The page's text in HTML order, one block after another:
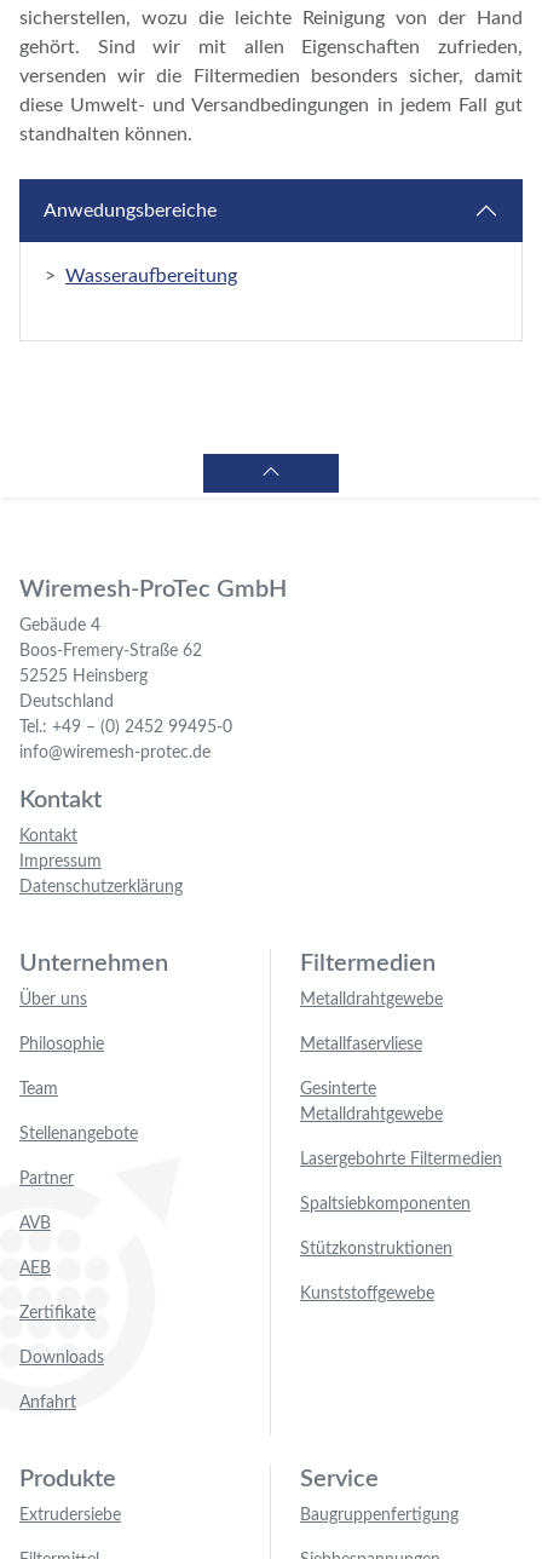
sicherstellen, wozu die leichte Reinigung von der Hand
gehört. Sind wir mit allen Eigenschaften zufrieden,
versenden wir die Filtermedien besonders sicher, damit
diese Umwelt- und Versandbedingungen in jedem Fall gut
standhalten können.
Anwedungsbereiche
> Wasseraufbereitung
Wiremesh-ProTec GmbH
Gebäude 4
Boos-Fremery-Straße 62
52525 Heinsberg
Deutschland
Tel.: +49 – (0) 2452 99495-0
info@wiremesh-protec.de
Kontakt
Kontakt
Impressum
Datenschutzerklärung
Unternehmen
Über uns
Philosophie
Team
Stellenangebote
Partner
AVB
AEB
Zertifikate
Downloads
Anfahrt
Filtermedien
Metalldrahtgewebe
Metallfaservliese
Gesinterte
Metalldrahtgewebe
Lasergebohrte Filtermedien
Spaltsiebkomponenten
Stützkonstruktionen
Kunststoffgewebe
Produkte
Extrudersiebe
Service
Baugruppenfertigung